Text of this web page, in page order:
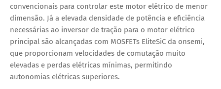
convencionais para controlar este motor elétrico de menor
dimensão. Já a elevada densidade de potência e eficiência
necessárias ao inversor de tração para o motor elétrico
principal são alcançadas com MOSFETs EliteSiC da onsemi,
que proporcionam velocidades de comutação muito
elevadas e perdas elétricas mínimas, permitindo
autonomias elétricas superiores.